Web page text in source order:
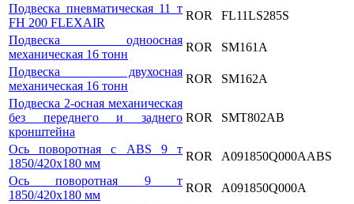
Подвеска пневматическая 11 т
FH 200 FLEXAIR
ROR
FL11LS285S
Подвеска одноосная
механическая 16 тонн
ROR
SM161A
Подвеска двухосная
механическая 16 тонн
ROR
SM162A
Подвеска 2-осная механическая
без переднего и заднего
кронштейна
ROR SMT802AB
Ось поворотная с ABS 9 т
1850/420х180 мм
ROR
A091850Q000AABS
Ось поворотная 9 т
1850/420х180 мм
ROR
A091850Q000A